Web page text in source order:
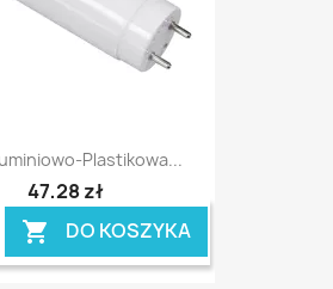
Plastikowa...
47,28 zł
 DO KOSZYKA